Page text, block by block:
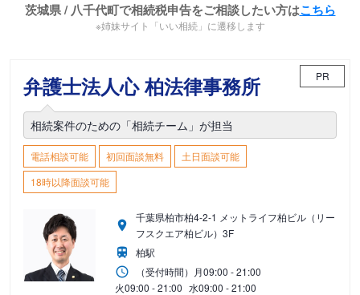
茨城県 / 八千代町で相続税申告をご相談したい方はこちら
※姉妹サイト「いい相続」に遷移します
弁護士法人心 柏法律事務所 PR
相続案件のための「相続チーム」が担当
電話相談可能 初回面談無料
土日面談可能
18時以降面談可能
千葉県柏市柏4-2-1 メットライフ柏ビル（リー
フスクエア柏ビル）3F
柏駅
（受付時間） 月09:00 - 21:00
火09:00 - 21:00 水09:00 - 21:00